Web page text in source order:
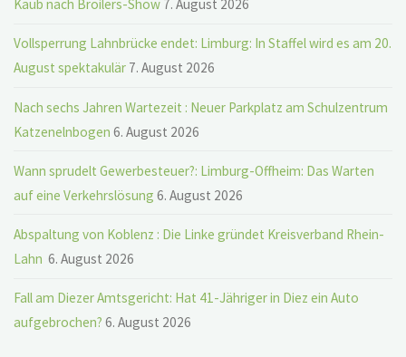
Kaub nach Broilers-Show 7. August 2026
Vollsperrung Lahnbrücke endet: Limburg: In Staffel wird es am 20.
August spektakulär 7. August 2026
Nach sechs Jahren Wartezeit : Neuer Parkplatz am Schulzentrum
Katzenelnbogen 6. August 2026
Wann sprudelt Gewerbesteuer?: Limburg-Offheim: Das Warten
auf eine Verkehrslösung 6. August 2026
Abspaltung von Koblenz : Die Linke gründet Kreisverband Rhein-
Lahn 6. August 2026
Fall am Diezer Amtsgericht: Hat 41-Jähriger in Diez ein Auto
aufgebrochen? 6. August 2026